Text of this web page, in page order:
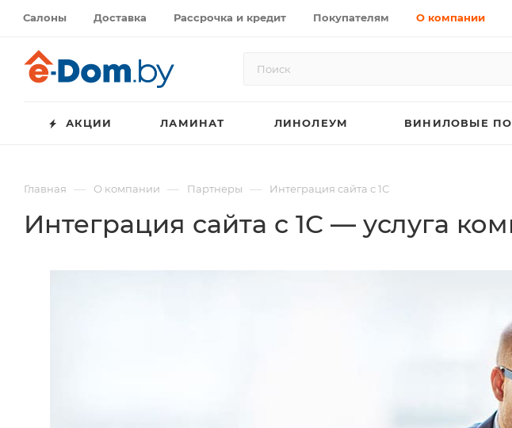
Салоны Доставка Рассрочка и кредит Покупателям О компании
АКЦИИ ЛАМИНАТ ЛИНОЛЕУМ ВИНИЛОВЫЕ
Главная — О компании — Партнеры — Интеграция сайта с 1С
Интеграция сайта с 1С — услуга